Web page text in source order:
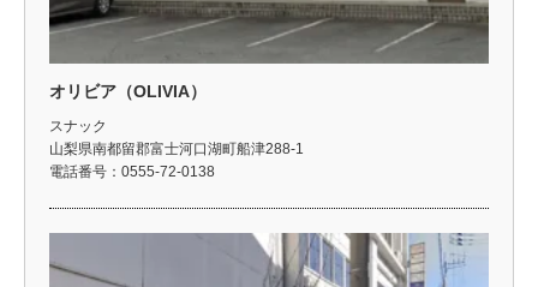
オリビア（OLIVIA）
スナック
山梨県南都留郡富士河口湖町船津288-1
電話番号：0555-72-0138